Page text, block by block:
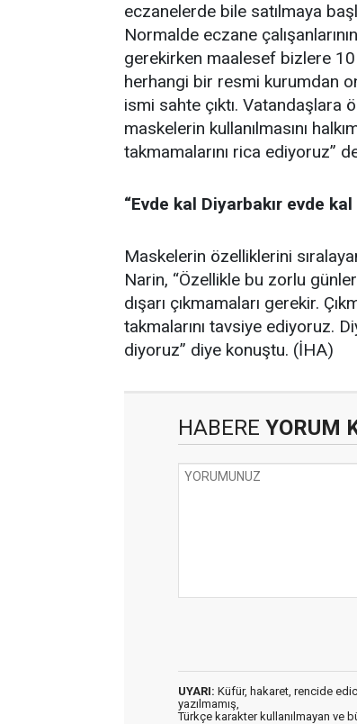
eczanelerde bile satılmaya
Normalde eczane
gerekirken maalesef bizlere 10
herhangi bir resmi kurumdan
ismi sahte çıktı. Vatandaşlara
maskelerin kullanılmasını
takmamalarını rica ediyoruz”
“Evde kal Diyarbakır evde
Maskelerin özelliklerini
Narin, “Özellikle bu zorlu
dışarı çıkmamaları gerekir.
takmalarını tavsiye ediyoruz.
diyoruz” diye konuştu. (İHA)
HABERE YORUM
UYARI: Küfür, hakaret, rencide
yazılmamış,
Türkçe karakter kullanılmayan ve